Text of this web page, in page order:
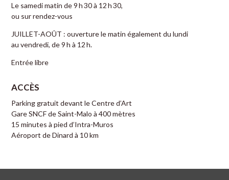
Le samedi matin de 9 h 30 à 12 h 30,
ou sur rendez-vous
JUILLET-AOÛT : ouverture le matin également du lundi
au vendredi, de 9 h à 12 h.
Entrée libre
ACCÈS
Parking gratuit devant le Centre d’Art
Gare SNCF de Saint-Malo à 400 mètres
15 minutes à pied d’Intra-Muros
Aéroport de Dinard à 10 km